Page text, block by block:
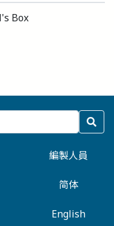
Box
編製人員
简体
English